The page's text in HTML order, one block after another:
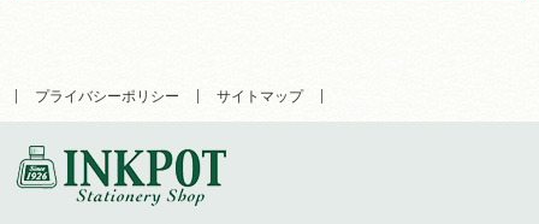
プライバシーポリシー サイトマップ